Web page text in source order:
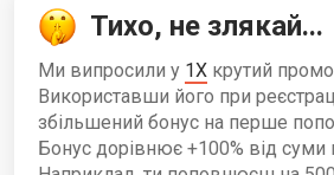
Тихо, не злякай...
Ми випросили у 1X крутий
Використавши його при
збільшений бонус на перше
Бонус дорівнює +100% від суми